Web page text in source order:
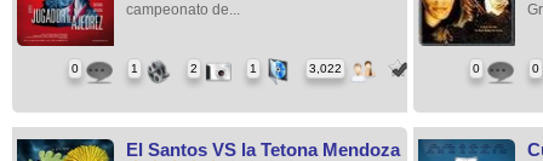
campeonato de...
0 1 2 1 3,022 0 0
El Santos VS la Tetona Mendoza